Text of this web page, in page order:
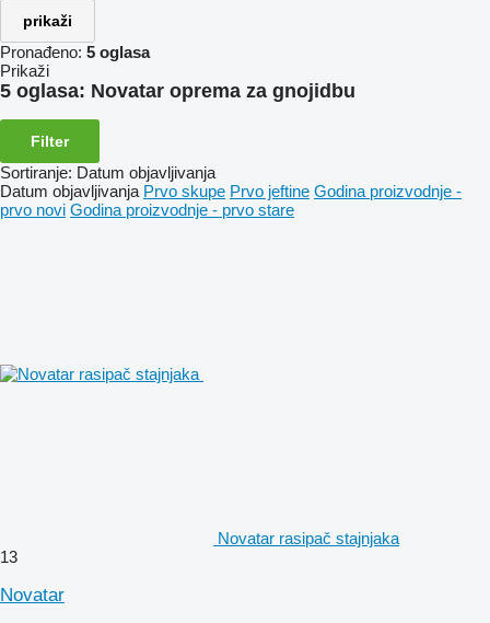
prikaži
Pronađeno: 5 oglasa
Prikaži
5 oglasa: Novatar oprema za gnojidbu
Filter
Sortiranje: Datum objavljivanja
Datum objavljivanja Prvo skupe Prvo jeftine Godina proizvodnje -
prvo novi Godina proizvodnje - prvo stare
Novatar rasipač stajnjaka
13
Novatar